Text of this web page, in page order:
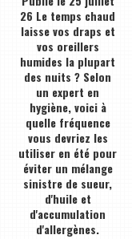
26 Le temps chaud
laisse vos draps et
vos oreillers
humides la plupart
des nuits ? Selon
un expert en
hygiène, voici à
quelle fréquence
vous devriez les
utiliser en été pour
éviter un mélange
sinistre de sueur,
d'huile et
d'accumulation
d'allergènes.